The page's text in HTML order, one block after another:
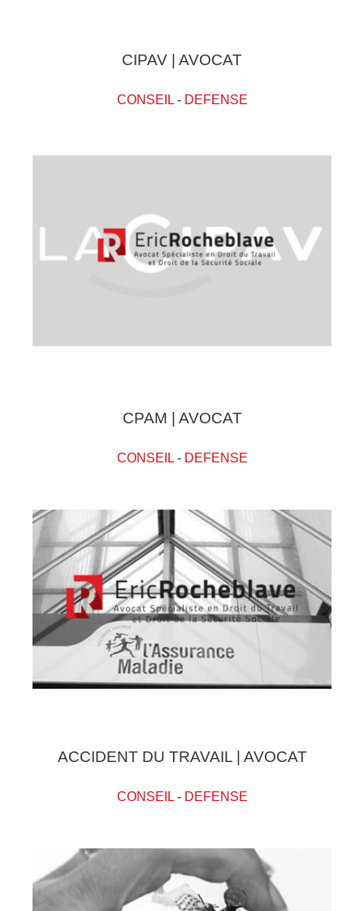
CIPAV | AVOCAT
CONSEIL- DEFENSE
CPAM | AVOCAT
CONSEIL- DEFENSE
ACCIDENT DU TRAVAIL | AVOCAT
CONSEIL- DEFENSE